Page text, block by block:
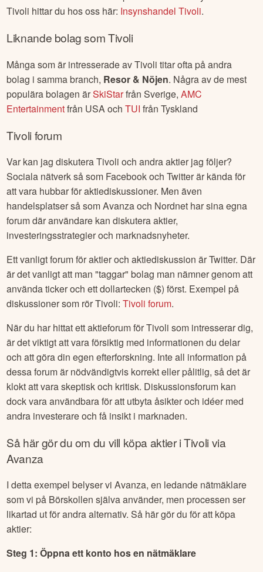
Tivoli hittar du hos oss här: InsynshandelTivoli.
Liknande bolag somTivoli
Många som är intresserade avTivoli titar ofta på andra
bolag i samma branch, Resor & Nöjen. Några av de mest
populära bolagen ärSkiStarfrånSverige,AMC
Entertainmentfrån USAochTUI frånTyskland
Tivoliforum
Var kan jag diskuteraTivoli och andra aktier jag följer?
Sociala nätverk så som Facebook och Twitter är kända för
att vara hubbar för aktiediskussioner. Men även
handelsplatser så som Avanza och Nordnet har sina egna
forum där användare kan diskutera aktier,
investeringsstrategier och marknadsnyheter.
Ett vanligt forum för aktier och aktiediskussion är Twitter. Där
är det vanligt att man "taggar" bolag man nämner genom att
använda ticker och ett dollartecken ($) först. Exempel på
diskussioner som rörTivoli:Tivoli forum.
När du har hittat ett aktieforum förTivoli som intresserar dig,
är det viktigt att vara försiktig med informationen du delar
och att göra din egen efterforskning. Inte all information på
dessa forum är nödvändigtvis korrekt eller pålitlig, så det är
klokt att vara skeptisk och kritisk. Diskussionsforum kan
dock vara användbara för att utbyta åsikter och idéer med
andra investerare och få insikt i marknaden.
Så här gör du om du vill köpa aktier iTivolivia
Avanza
I detta exempel belyser vi Avanza, en ledande nätmäklare
som vi på Börskollen själva använder, men processen ser
likartad ut för andra alternativ. Så här gör du för att köpa
aktier:
Steg 1: Öppna ett konto hos en nätmäklare